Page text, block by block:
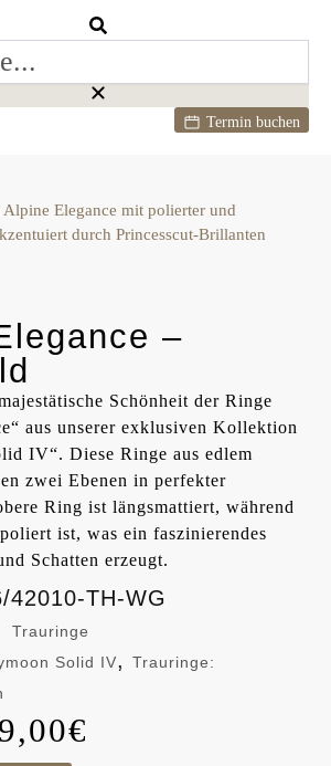
Termin buchen
–
Schönheit der Ringe
aus unserer exklusiven Kollektion
IV“. Diese Ringe aus edlem
zwei Ebenen in perfekter
Ring ist längsmattiert, während
ist, was ein faszinierendes
Schatten erzeugt.
42010-TH-WG
Trauringe
Solid IV,
Trauringe:
€